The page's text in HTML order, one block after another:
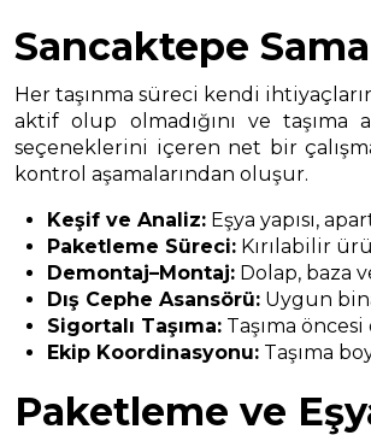
Sancaktepe
Her taşınma süreci kendi
aktif olup olmadığını ve taşıma
seçeneklerini içeren net bir
kontrol aşamalarından oluşur.
Keşif ve Analiz: Eşya yapısı,
Paketleme Süreci: Kırılabilir
Demontaj–Montaj: Dolap, baza
Dış Cephe Asansörü: Uygun
Sigortalı Taşıma: Taşıma
Ekip Koordinasyonu: Taşıma
Paketleme ve